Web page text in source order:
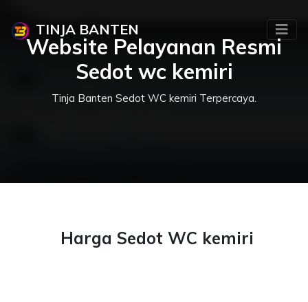
TINJA BANTEN
Website Pelayanan Resmi
Sedot wc kemiri
Tinja Banten Sedot WC kemiri Terpercaya.
Harga Sedot WC kemiri